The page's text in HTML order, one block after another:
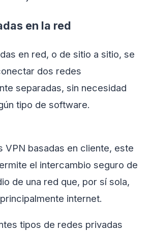
en la red
en red, o de sitio a sitio, se
dos redes
separadas, sin necesidad
tipo de software.
VPN basadas en cliente, este
el intercambio seguro de
de una red que, por sí sola,
internet.
tipos de redes privadas